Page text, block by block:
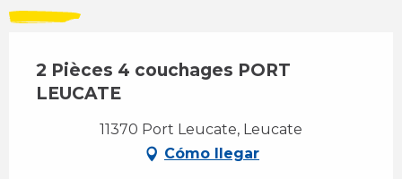
2 Pièces 4 couchages PORT
LEUCATE
11370 Port Leucate, Leucate
Cómo llegar